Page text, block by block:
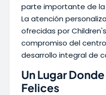
parte importante de la
La atención
ofrecidas por
compromiso del
desarrollo integral de
Un Lugar
Felices